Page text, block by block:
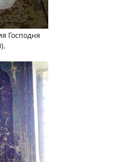
Господня